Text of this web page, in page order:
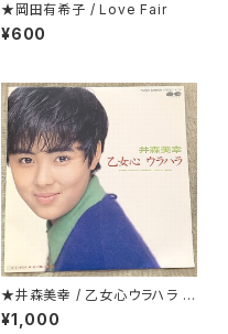
★岡田有希子 / Love Fair
¥600
★井森美幸 / 乙女心ウラハラ プ
ロモ
¥1,000